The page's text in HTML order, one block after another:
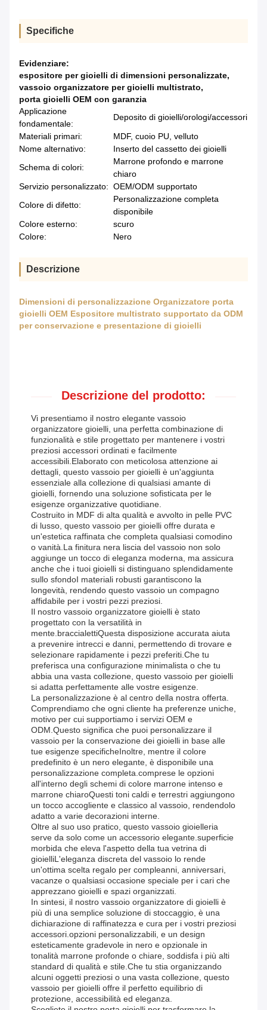
Specifiche
Evidenziare:
espositore per gioielli di dimensioni personalizzate,
vassoio organizzatore per gioielli multistrato,
porta gioielli OEM con garanzia
Applicazione
fondamentale:
Deposito di gioielli/orologi/accessori
Materiali primari:
MDF, cuoio PU, velluto
Nome alternativo:
Inserto del cassetto dei gioielli
Schema di colori:
Marrone profondo e marrone
chiaro
Servizio personalizzato: OEM/ODM supportato
Colore di difetto:
Personalizzazione completa
disponibile
Colore esterno:
scuro
Colore:
Nero
Descrizione
Dimensioni di personalizzazione Organizzatore porta
gioielli OEM Espositore multistrato supportato da ODM
per conservazione e presentazione di gioielli
Descrizione del prodotto:
Vi presentiamo il nostro elegante vassoio
organizzatore gioielli, una perfetta combinazione di
funzionalità e stile progettato per mantenere i vostri
preziosi accessori ordinati e facilmente
accessibili.Elaborato con meticolosa attenzione ai
dettagli, questo vassoio per gioielli è un'aggiunta
essenziale alla collezione di qualsiasi amante di
gioielli, fornendo una soluzione sofisticata per le
esigenze organizzative quotidiane.
Costruito in MDF di alta qualità e avvolto in pelle PVC
di lusso, questo vassoio per gioielli offre durata e
un'estetica raffinata che completa qualsiasi comodino
o vanità.La finitura nera liscia del vassoio non solo
aggiunge un tocco di eleganza moderna, ma assicura
anche che i tuoi gioielli si distinguano splendidamente
sullo sfondoI materiali robusti garantiscono la
longevità, rendendo questo vassoio un compagno
affidabile per i vostri pezzi preziosi.
Il nostro vassoio organizzatore gioielli è stato
progettato con la versatilità in
mente.braccialettiQuesta disposizione accurata aiuta
a prevenire intrecci e danni, permettendo di trovare e
selezionare rapidamente i pezzi preferiti.Che tu
preferisca una configurazione minimalista o che tu
abbia una vasta collezione, questo vassoio per gioielli
si adatta perfettamente alle vostre esigenze.
La personalizzazione è al centro della nostra offerta.
Comprendiamo che ogni cliente ha preferenze uniche,
motivo per cui supportiamo i servizi OEM e
ODM.Questo significa che puoi personalizzare il
vassoio per la conservazione dei gioielli in base alle
tue esigenze specificheInoltre, mentre il colore
predefinito è un nero elegante, è disponibile una
personalizzazione completa.comprese le opzioni
all'interno degli schemi di colore marrone intenso e
marrone chiaroQuesti toni caldi e terrestri aggiungono
un tocco accogliente e classico al vassoio, rendendolo
adatto a varie decorazioni interne.
Oltre al suo uso pratico, questo vassoio gioielleria
serve da solo come un accessorio elegante.superficie
morbida che eleva l'aspetto della tua vetrina di
gioielliL'eleganza discreta del vassoio lo rende
un'ottima scelta regalo per compleanni, anniversari,
vacanze o qualsiasi occasione speciale per i cari che
apprezzano gioielli e spazi organizzati.
In sintesi, il nostro vassoio organizzatore di gioielli è
più di una semplice soluzione di stoccaggio, è una
dichiarazione di raffinatezza e cura per i vostri preziosi
accessori.opzioni personalizzabili, e un design
esteticamente gradevole in nero e opzionale in
tonalità marrone profonde o chiare, soddisfa i più alti
standard di qualità e stile.Che tu stia organizzando
alcuni oggetti preziosi o una vasta collezione, questo
vassoio per gioielli offre il perfetto equilibrio di
protezione, accessibilità ed eleganza.